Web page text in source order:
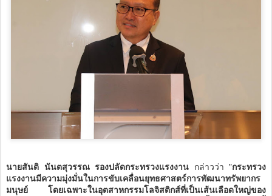
นายสันติ นันตสุวรรณ รองปลัดกระทรวงแรงงาน กล่าวว่า "กระทรวง
แรงงานมีความมุ่งมั่นในการขับเคลื่อนยุทธศาสตร์การพัฒนาทรัพยากร
มนุษย์ โดยเฉพาะในอุตสาหกรรมโลจิสติกส์ที่เป็นเส้นเลือดใหญ่ของ